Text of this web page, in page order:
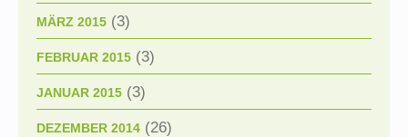
MÄRZ 2015 (3)
FEBRUAR 2015 (3)
JANUAR 2015 (3)
DEZEMBER 2014 (26)